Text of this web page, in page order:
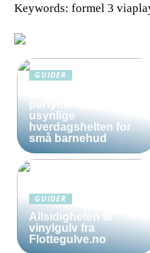
Keywords: formel 3
GUIDER
parfyme: Den
usynlige
hverdagshelten for
små barnehud
GUIDER
Allsidigheten til
vinylgulv fra
Flottegulve.no